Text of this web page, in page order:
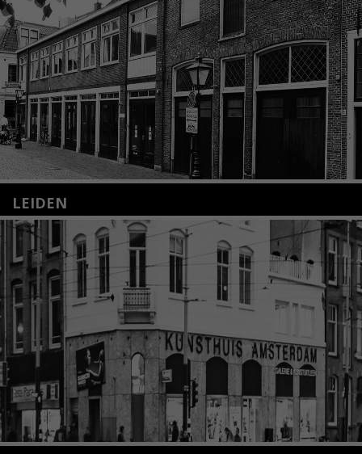
LEIDEN
Nieuwstraat 35
2312 KA Leiden
+31(0)71 – 52 84 480
info@kunsthuisleiden.nl
Lees meer